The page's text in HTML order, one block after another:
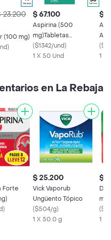
23.200
(100 mg)
)
$ 67.100
Aspirina (500
mg)Tabletas
Efervescentes
($1342/und)
1 X 50 Und
$
mg)
(
1 X
en La Rebaja
Forte
)
$ 25.200
Vick Vaporub
Ungüento Tópico
($504/g)
1 X 50.0 g
$
mg)
(
1 X